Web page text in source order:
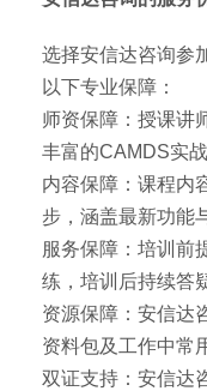
选择安信达咨询参
以下专业保障：
师资保障：授课讲
丰富的CAMDS实
内容保障：课程内
步，涵盖最新功能
服务保障：培训前
练，培训后持续答
资源保障：安信达
资料包及工作中常
双证支持：安信达